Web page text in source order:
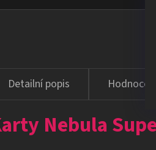
Hodnocení
Nebula